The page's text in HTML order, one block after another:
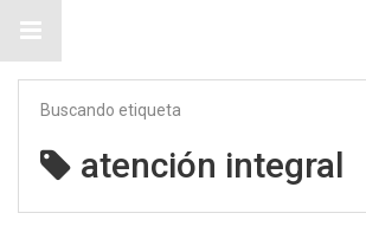
Buscando etiqueta
atención integral